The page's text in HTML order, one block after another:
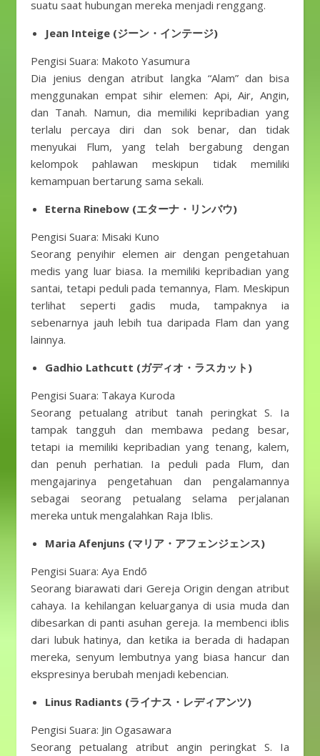
suatu saat hubungan mereka menjadi renggang.
Jean Inteige (ジーン・インテージ)
Pengisi Suara: Makoto Yasumura
Dia jenius dengan atribut langka “Alam” dan bisa
menggunakan empat sihir elemen: Api, Air, Angin,
dan Tanah. Namun, dia memiliki kepribadian yang
terlalu percaya diri dan sok benar, dan tidak
menyukai Flum, yang telah bergabung dengan
kelompok pahlawan meskipun tidak memiliki
kemampuan bertarung sama sekali.
Eterna Rinebow (エターナ・リンバウ)
Pengisi Suara: Misaki Kuno
Seorang penyihir elemen air dengan pengetahuan
medis yang luar biasa. Ia memiliki kepribadian yang
santai, tetapi peduli pada temannya, Flam. Meskipun
terlihat seperti gadis muda, tampaknya ia
sebenarnya jauh lebih tua daripada Flam dan yang
lainnya.
Gadhio Lathcutt (ガディオ・ラスカット)
Pengisi Suara: Takaya Kuroda
Seorang petualang atribut tanah peringkat S. Ia
tampak tangguh dan membawa pedang besar,
tetapi ia memiliki kepribadian yang tenang, kalem,
dan penuh perhatian. Ia peduli pada Flum, dan
mengajarinya pengetahuan dan pengalamannya
sebagai seorang petualang selama perjalanan
mereka untuk mengalahkan Raja Iblis.
Maria Afenjuns (マリア・アフェンジェンス)
Pengisi Suara: Aya Endō
Seorang biarawati dari Gereja Origin dengan atribut
cahaya. Ia kehilangan keluarganya di usia muda dan
dibesarkan di panti asuhan gereja. Ia membenci iblis
dari lubuk hatinya, dan ketika ia berada di hadapan
mereka, senyum lembutnya yang biasa hancur dan
ekspresinya berubah menjadi kebencian.
Linus Radiants (ライナス・レディアンツ)
Pengisi Suara: Jin Ogasawara
Seorang petualang atribut angin peringkat S. Ia